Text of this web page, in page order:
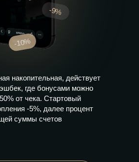
-9%
накопительная, действует
где бонусами можно
от чека. Стартовый
-5%, далее процент
суммы счетов
-10%